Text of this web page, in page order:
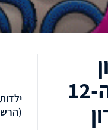
הילדים ה-12